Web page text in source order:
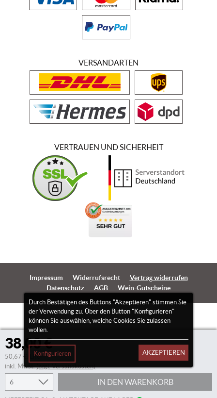
38,00 €
50,67 €/Liter
inkl. Mwst.(zzgl. Versandkosten)
IN DEN WARENKORB
Durch Bestätigen des Buttons "Akzeptieren" stimmen Sie
der Verwendung zu. Über den Button "Konfigurieren"
können Sie auswählen, welche Cookies Sie zulassen
wollen.
Konfigurieren AKZEPTIEREN
VERSANDARTEN
VERTRAUEN UND SICHERHEIT
Impressum Widerrufsrecht
Vertrag widerrufen
Datenschutz
AGB Wein-Gutscheine